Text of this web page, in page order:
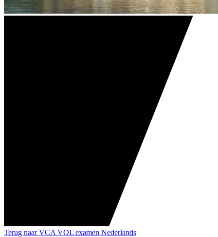
Terug naar VCA VOL examen Nederlands